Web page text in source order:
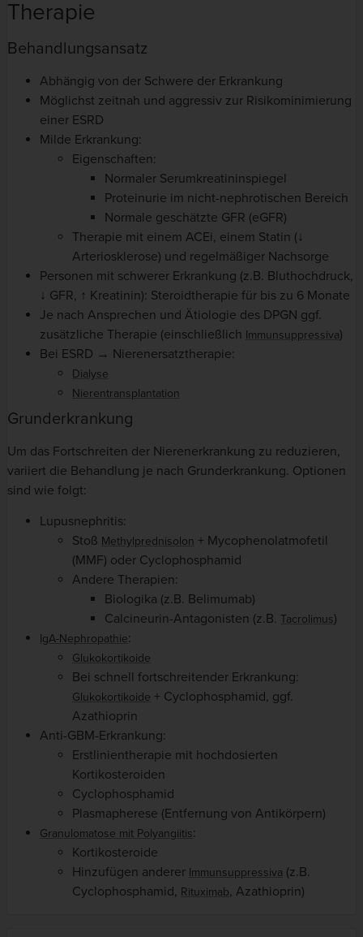
Therapie
Behandlungsansatz
Abhängig von der Schwere der Erkrankung
Möglichst zeitnah und aggressiv zur Risikominimierung
einer ESRD
Milde Erkrankung:
Eigenschaften:
Normaler Serumkreatininspiegel
Proteinurie im nicht-nephrotischen Bereich
Normale geschätzte GFR (eGFR)
Therapie mit einem ACEi, einem Statin (↓
Arteriosklerose) und regelmäßiger Nachsorge
Personen mit schwerer Erkrankung (z.B. Bluthochdruck,
↓ GFR, ↑ Kreatinin): Steroidtherapie für bis zu 6 Monate
Je nach Ansprechen und Ätiologie des DPGN ggf.
zusätzliche Therapie (einschließlich Immunsuppressiva)
Bei ESRD → Nierenersatztherapie:
Dialyse
Nierentransplantation
Grunderkrankung
Um das Fortschreiten der Nierenerkrankung zu reduzieren,
variiert die Behandlung je nach Grunderkrankung. Optionen
sind wie folgt:
Lupusnephritis:
Stoß Methylprednisolon + Mycophenolatmofetil
(MMF) oder Cyclophosphamid
Andere Therapien:
Biologika (z.B. Belimumab)
Calcineurin-Antagonisten (z.B. Tacrolimus)
IgA-Nephropathie:
Glukokortikoide
Bei schnell fortschreitender Erkrankung:
Glukokortikoide + Cyclophosphamid, ggf.
Azathioprin
Anti-GBM-Erkrankung:
Erstlinientherapie mit hochdosierten
Kortikosteroiden
Cyclophosphamid
Plasmapherese (Entfernung von Antikörpern)
Granulomatose mit Polyangiitis:
Kortikosteroide
Hinzufügen anderer Immunsuppressiva (z.B.
Cyclophosphamid, Rituximab, Azathioprin)